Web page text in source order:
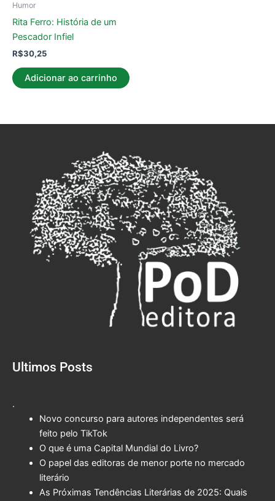
Humor
Rita Ferro: História de um
Pescador Infiel
R$30,25
Adicionar ao carrinho
Ultimos Posts
.
Novo concurso para autores independentes será
feito pelo TikTok
O que é uma Capital Mundial do Livro?
O papel das editoras de menor porte no mercado
literário
As Próximas Tendências Literárias de 2025: Quais